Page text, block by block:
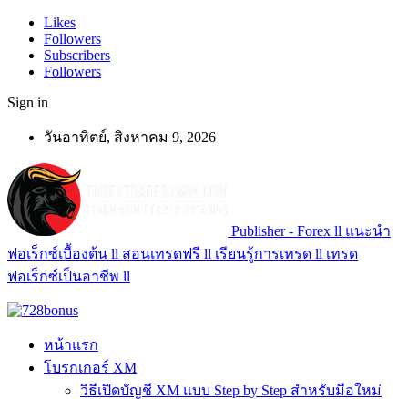
Likes
Followers
Subscribers
Followers
Sign in
วันอาทิตย์, สิงหาคม 9, 2026
Publisher - Forex ll แนะนำ
ฟอเร็กซ์เบื้องต้น ll สอนเทรดฟรี ll เรียนรู้การเทรด ll เทรด
ฟอเร็กซ์เป็นอาชีพ ll
หน้าแรก
โบรกเกอร์ XM
วิธีเปิดบัญชี XM แบบ Step by Step สำหรับมือใหม่